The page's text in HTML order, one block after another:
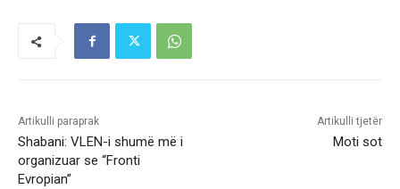
Artikulli paraprak
Shabani: VLEN-i shumë më i
organizuar se “Fronti
Evropian”
Artikulli tjetër
Moti sot